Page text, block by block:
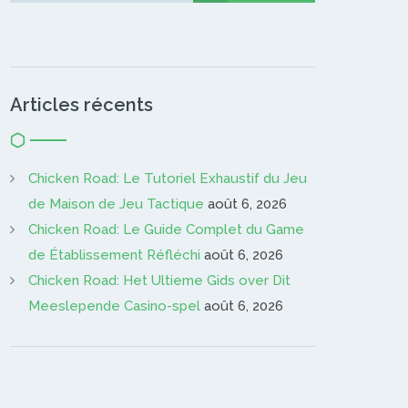
Articles récents
Chicken Road: Le Tutoriel Exhaustif du Jeu
de Maison de Jeu Tactique août 6, 2026
Chicken Road: Le Guide Complet du Game
de Établissement Réfléchi août 6, 2026
Chicken Road: Het Ultieme Gids over Dit
Meeslepende Casino-spel août 6, 2026